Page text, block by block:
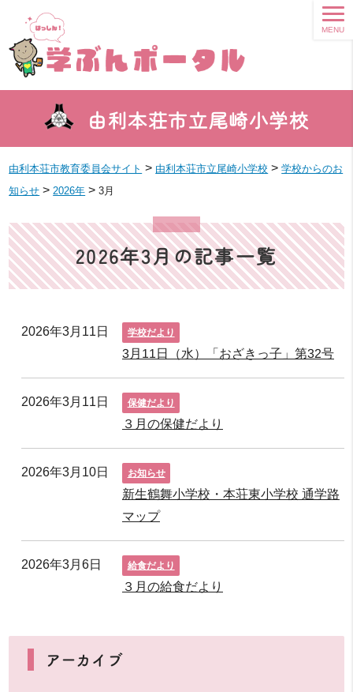
由利本荘市立尾崎小学校
MENU
由利本荘市教育委員会サイト > 由利本荘市立尾崎小学校 >学校からのお
知らせ > 2026年 >3月
2026年3月の記事一覧
2026年3月11日 学校だより
3月11日（水）「おざきっ子」第32号
2026年3月11日 保健だより
３月の保健だより
2026年3月10日 お知らせ
新生鶴舞小学校・本荘東小学校 通学路
マップ
2026年3月6日 給食だより
３月の給食だより
アーカイブ